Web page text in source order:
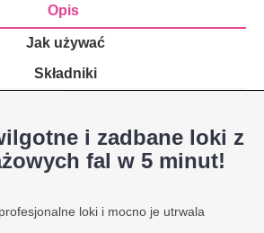
Opis
Jak używać
Składniki
i zadbane loki z
fal w 5 minut!
loki i mocno je utrwala